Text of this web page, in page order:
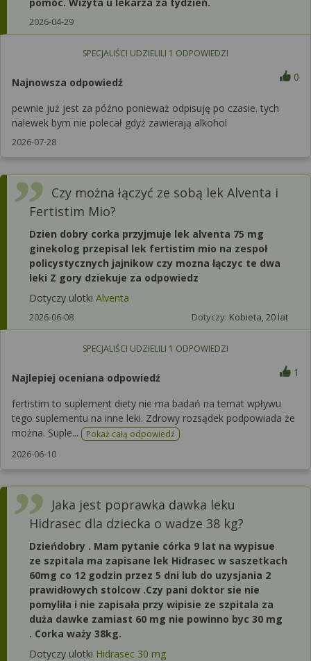
2026-04-29
SPECJALIŚCI UDZIELILI 1 ODPOWIEDZI
Najnowsza odpowiedź 0
pewnie już jest za późno ponieważ odpisuję po czasie. tych
nalewek bym nie polecał gdyż zawierają alkohol
2026-07-28
Czy można łączyć ze sobą lek Alventa i
Fertistim Mio?
Dzien dobry corka przyjmuje lek alventa 75 mg
ginekolog przepisal lek fertistim mio na zespoł
policystycznych jajnikow czy mozna łączyc te dwa
leki Z gory dziekuje za odpowiedz
Dotyczy ulotki Alventa
2026-06-08 Dotyczy: Kobieta, 20 lat
SPECJALIŚCI UDZIELILI 1 ODPOWIEDZI
Najlepiej oceniana odpowiedź 1
fertistim to suplement diety nie ma badań na temat wpływu
tego suplementu na inne leki. Zdrowy rozsądek podpowiada że
można. Suple...
Pokaż całą odpowiedź
2026-06-10
Jaka jest poprawka dawka leku
Hidrasec dla dziecka o wadze 38 kg?
Dzieńdobry . Mam pytanie córka 9 lat na wypisue
ze szpitala ma zapisane lek Hidrasec w saszetkach
60mg co 12 godzin przez 5 dni lub do uzysjania 2
prawidłowych stolcow .Czy pani doktor sie nie
pomyliła i nie zapisała przy wipisie ze szpitala za
duża dawke zamiast 60 mg nie powinno byc 30 mg
. Corka waży 38kg.
Dotyczy ulotki Hidrasec 30 mg